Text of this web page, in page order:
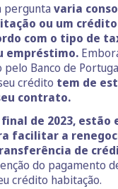
pergunta varia
ou um
com o tipo de
empréstimo.
Banco de
crédito tem de
contrato.
de 2023, estão
facilitar a
de
do pagamento
crédito habitação.